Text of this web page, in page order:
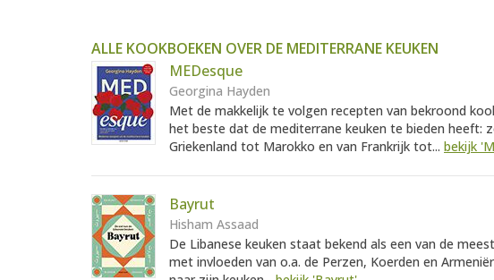
ALLE KOOKBOEKEN OVER DE MEDITERRANE KEUKEN
MEDesque
Georgina Hayden
Met de makkelijk te volgen recepten van bekroond
het beste dat de mediterrane keuken te bieden heeft:
Griekenland tot Marokko en van Frankrijk tot... bekijk
Bayrut
Hisham Assaad
De Libanese keuken staat bekend als een van de
met invloeden van o.a. de Perzen, Koerden en